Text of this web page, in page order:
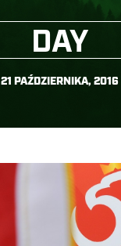
DAY
21 PAŹDZIERNIKA, 2016